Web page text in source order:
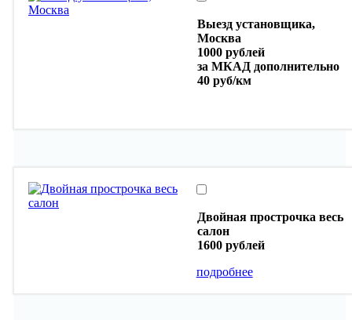
Выезд установщика,
Москва
1000 рублей
за МКАД дополнительно
40 руб/км
Двойная прострочка весь
салон
1600 рублей
подробнее